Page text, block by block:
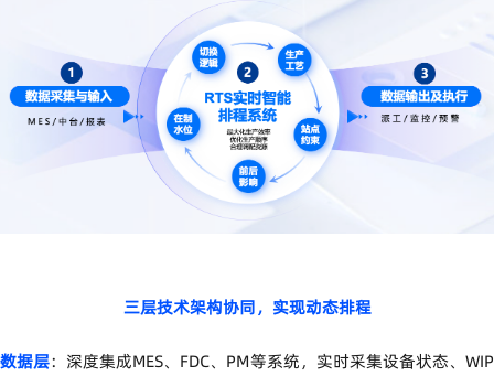
三层技术架构协同，实现动态排程
数据层：深度集成MES、 FDC、 PM等系统，实时采集设备状态、WIP